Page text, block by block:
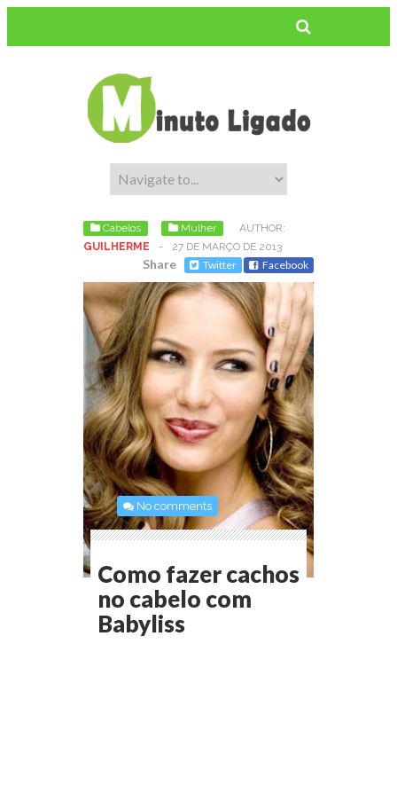
Cabelos Mulher
AUTHOR:
GUILHERME
- 27 DE MARÇO DE 2013
Share Twitter Facebook
No comments
Como fazer cachos
no cabelo com
Babyliss